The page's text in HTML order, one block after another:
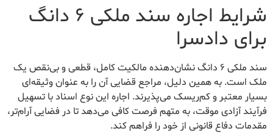
شرایط اجاره سند ملکی ۶ دانگ
برای دادسرا
سند ملکی ۶ دانگ نشان‌دهنده مالکیت کامل، قطعی و بی‌نقص یک
ملک است. به همین دلیل، مراجع قضایی آن را به عنوان وثیقه‌ای
بسیار معتبر و کم‌ریسک می‌پذیرند. اجاره این نوع اسناد با تسهیل
فرآیند آزادی موقت، به متهم فرصت کافی می‌دهد تا در فضایی آرام‌تر،
مقدمات دفاع قانونی از خود را فراهم کند.